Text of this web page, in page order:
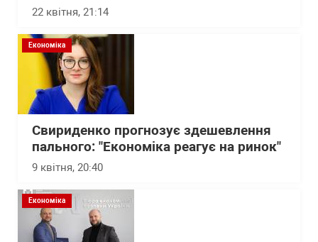
22 квітня, 21:14
Економіка
Свириденко прогнозує здешевлення
пального: "Економіка реагує на ринок"
9 квітня, 20:40
Економіка